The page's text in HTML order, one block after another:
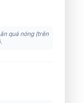
quá nóng (trên